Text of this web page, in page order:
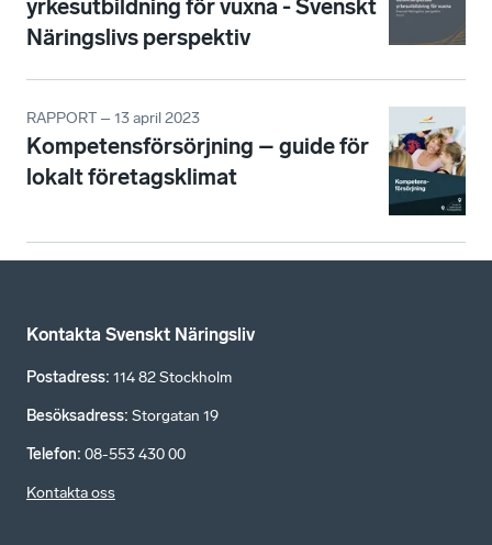
yrkesutbildning för vuxna - Svenskt
Näringslivs perspektiv
RAPPORT – 13 april 2023
Kompetensförsörjning – guide för
lokalt företagsklimat
Kontakta Svenskt Näringsliv
Postadress: 114 82 Stockholm
Besöksadress: Storgatan 19
Telefon: 08-553 430 00
Kontakta oss